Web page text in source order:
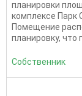
планировки
комплексе Парк
Помещение
планировку, что
Собственник